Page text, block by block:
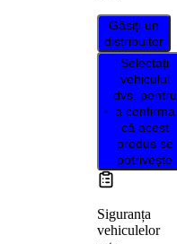
Găsiți un
distribuitor
Selectați
vehiculul
dvs. pentru
a confirma
că acest
produs se
potrivește
Siguranța
vehiculelor